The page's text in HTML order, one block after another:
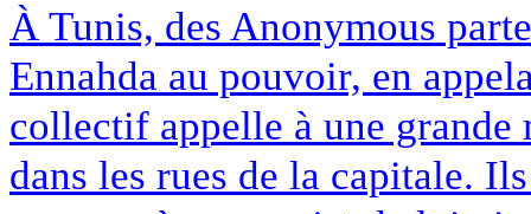
À Tunis, des Anonymous
Ennahda au pouvoir, en
collectif appelle à une
dans les rues de la capitale.